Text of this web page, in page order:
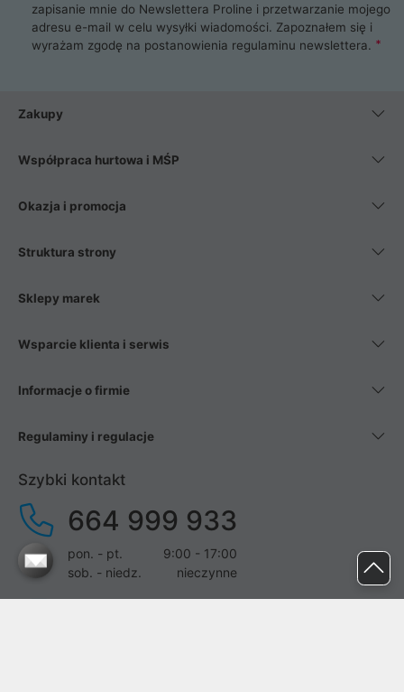
zapisanie mnie do Newslettera Proline i przetwarzanie mojego
adresu e-mail w celu wysyłki wiadomości. Zapoznałem się i
wyrażam zgodę na postanowienia regulaminu newslettera.
Zakupy
Współpraca hurtowa i MŚP
Okazja i promocja
Struktura strony
Sklepy marek
Wsparcie klienta i serwis
Informacje o firmie
Regulaminy i regulacje
Szybki kontakt
664 999 933
pon. - pt.
9:00 - 17:00
sob. - niedz.
nieczynne